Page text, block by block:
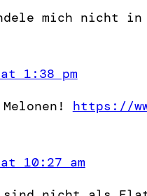
mich nicht in
1:38 pm
https://
10:27 am